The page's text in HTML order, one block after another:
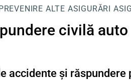
ALTE ASIGURĂRI
civilă auto
accidente și răspundere